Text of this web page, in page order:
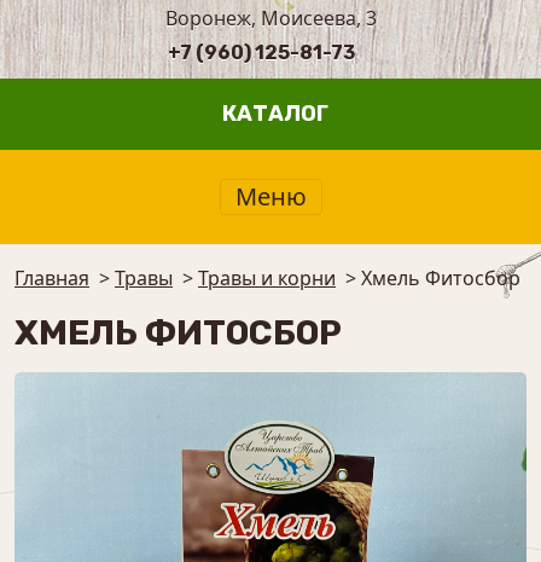
Воронеж, Моисеева, 3
+7 (960) 125-81-73
КАТАЛОГ
Меню
Главная >Травы >Травы и корни >Хмель Фитосбор
ХМЕЛЬ ФИТОСБОР